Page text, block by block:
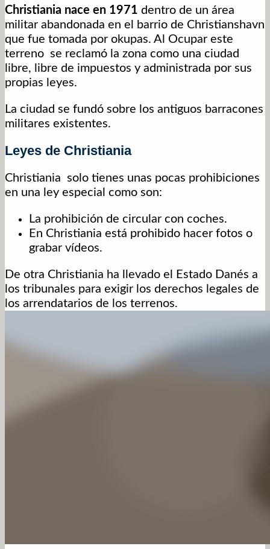
Christiania nace en 1971 dentro de un área
militar abandonada en el barrio de Christianshavn
que fue tomada por okupas. Al Ocupar este
terreno se reclamó la zona como una ciudad
libre, libre de impuestos y administrada por sus
propias leyes.
La ciudad se fundó sobre los antiguos barracones
militares existentes.
Leyes de Christiania
Christiania solo tienes unas pocas prohibiciones
en una ley especial como son:
La prohibición de circular con coches.
En Christiania está prohibido hacer fotos o
grabar vídeos.
De otra Christiania ha llevado el Estado Danés a
los tribunales para exigir los derechos legales de
los arrendatarios de los terrenos.